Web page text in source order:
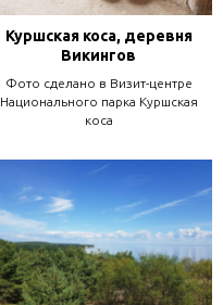
Куршская коса, деревня
Викингов
Фото сделано в Визит-центре
Национального парка Куршская
коса